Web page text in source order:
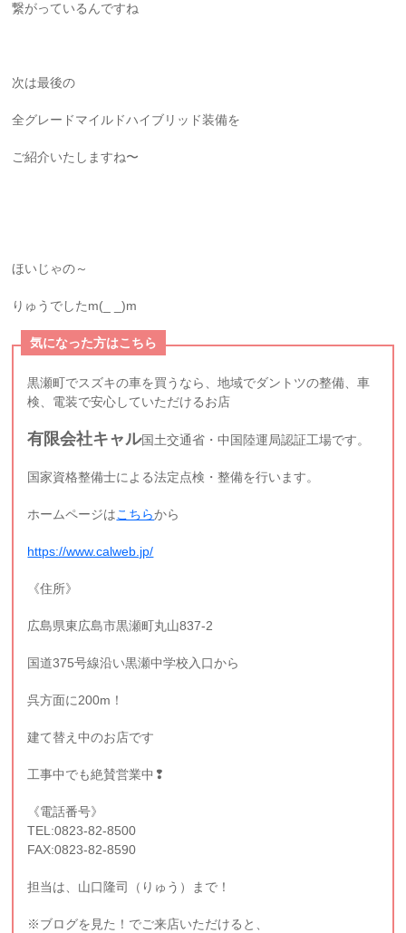
繋がっているんですね
次は最後の
全グレードマイルドハイブリッド装備を
ご紹介いたしますね〜
ほいじゃの～
りゅうでしたm(_ _)m
気になった方はこちら
黒瀬町でスズキの車を買うなら、地域でダントツの整備、車
検、電装で安心していただけるお店
有限会社キャル国土交通省・中国陸運局認証工場です。
国家資格整備士による法定点検・整備を行います。
ホームページはこちらから
https://www.calweb.jp/
《住所》
広島県東広島市黒瀬町丸山837-2
国道375号線沿い黒瀬中学校入口から
呉方面に200m！
建て替え中のお店です
工事中でも絶賛営業中❢
《電話番号》
TEL:0823-82-8500
FAX:0823-82-8590
担当は、山口隆司（りゅう）まで！
※ブログを見た！でご来店いただけると、